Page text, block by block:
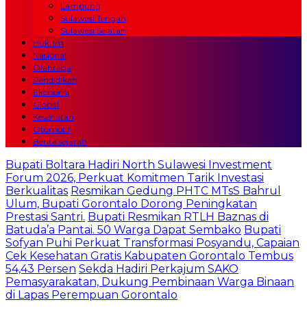
Lampung
Sulawesi Tengah
Sulawesi Selatan
Hukrim
Nasional
Olahraga
Pendidikan
Ekonomi
Global
Kesehatan
Otomotif
Berita sejarah
Bupati Boltara Hadiri North Sulawesi Investment
Forum 2026, Perkuat Komitmen Tarik Investasi
Berkualitas Resmikan Gedung PHTC MTsS Bahrul
Ulum, Bupati Gorontalo Dorong Peningkatan
Prestasi Santri. Bupati Resmikan RTLH Baznas di
Batuda’a Pantai. 50 Warga Dapat Sembako Bupati
Sofyan Puhi Perkuat Transformasi Posyandu, Capaian
Cek Kesehatan Gratis Kabupaten Gorontalo Tembus
54,43 Persen Sekda Hadiri Perkajum SAKO
Pemasyarakatan, Dukung Pembinaan Warga Binaan
di Lapas Perempuan Gorontalo